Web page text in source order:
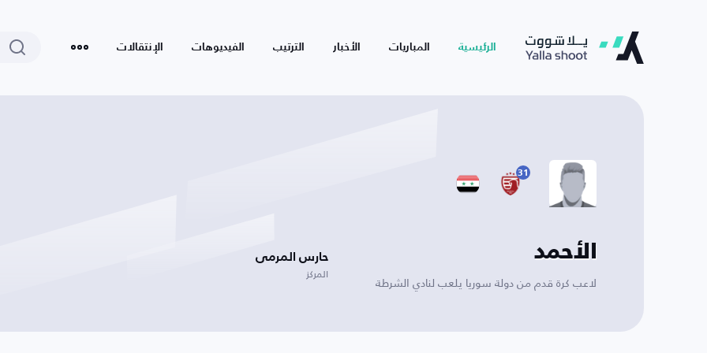
الرئيسية المباريات الأخبار الترتيب الفيديوهات الإنتقالات
31
الأحمد
لاعب كرة قدم من دولة سوريا يلعب لنادي الشرطة
حارس المرمى
المركز